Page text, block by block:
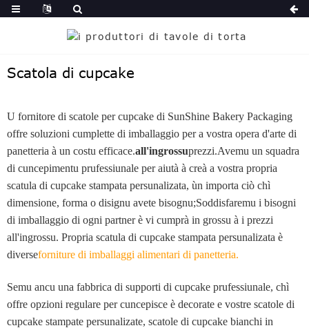
Scatola di cupcake
U fornitore di scatole per cupcake di SunShine Bakery Packaging
offre soluzioni cumplette di imballaggio per a vostra opera d'arte di
panetteria à un costu efficace.all'ingrossuprezzi.Avemu un squadra
di cuncepimentu prufessiunale per aiutà à creà a vostra propria
scatula di cupcake stampata persunalizata, ùn importa ciò chì
dimensione, forma o disignu avete bisognu;Soddisfaremu i bisogni
di imballaggio di ogni partner è vi cumprà in grossu à i prezzi
all'ingrossu. Propria scatula di cupcake stampata persunalizata è
diverseforniture di imballaggi alimentari di panetteria.
Semu ancu una fabbrica di supporti di cupcake prufessiunale, chì
offre opzioni regulare per cuncepisce è decorate e vostre scatole di
cupcake stampate persunalizate, scatole di cupcake bianchi in